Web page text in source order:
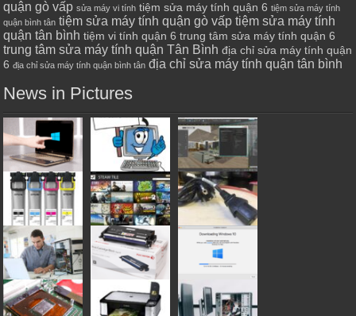
quận gò vấp sửa máy vi tính tiệm sửa máy tính quận 6 tiệm sửa máy tính
quận bình tân tiệm sửa máy tính quận gò vấp tiệm sửa máy tính
quận tân bình tiệm vi tính quận 6 trung tâm sửa máy tính quận 6
trung tâm sửa máy tính quận Tân Bình địa chỉ sửa máy tính quận
6 địa chỉ sửa máy tính quận bình tân địa chỉ sửa máy tính quận tân bình
News in Pictures